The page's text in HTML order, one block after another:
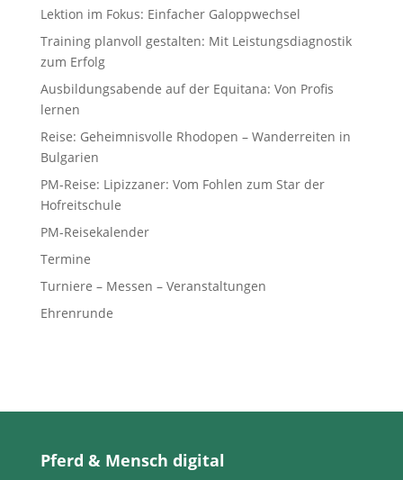
Lektion im Fokus: Einfacher Galoppwechsel
Training planvoll gestalten: Mit Leistungsdiagnostik
zum Erfolg
Ausbildungsabende auf der Equitana: Von Profis
lernen
Reise: Geheimnisvolle Rhodopen – Wanderreiten in
Bulgarien
PM-Reise: Lipizzaner: Vom Fohlen zum Star der
Hofreitschule
PM-Reisekalender
Termine
Turniere – Messen – Veranstaltungen
Ehrenrunde
Pferd & Mensch digital